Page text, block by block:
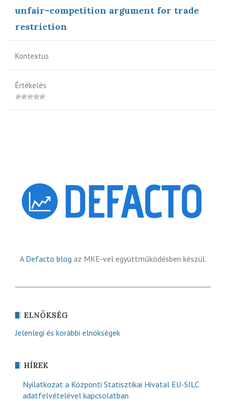
unfair-competition argument for trade
restriction
Kontextus
Értékelés
A Defacto blog az MKE-vel együttműködésben készül.
ELNÖKSÉG
Jelenlegi és korábbi elnökségek
HÍREK
Nyilatkozat a Központi Statisztikai Hivatal EU-SILC
adatfelvételével kapcsolatban